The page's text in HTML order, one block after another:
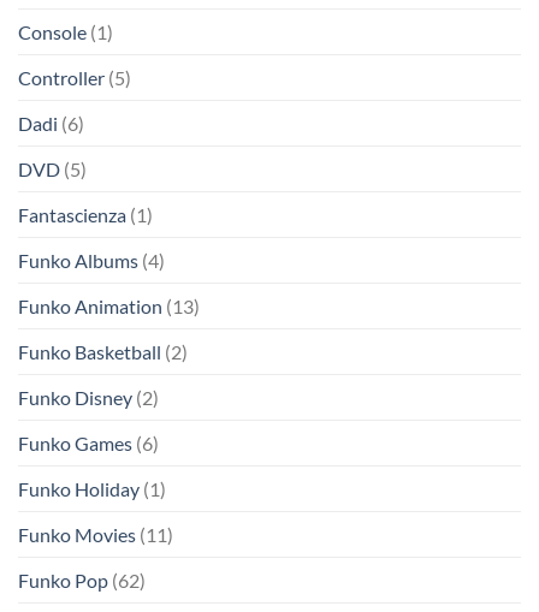
Console (1)
Controller (5)
Dadi (6)
DVD (5)
Fantascienza (1)
Funko Albums (4)
Funko Animation (13)
Funko Basketball (2)
Funko Disney (2)
Funko Games (6)
Funko Holiday (1)
Funko Movies (11)
Funko Pop (62)